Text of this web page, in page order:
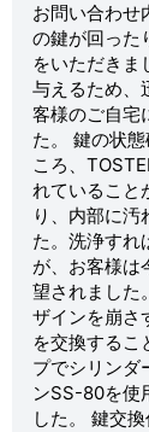
お問い合わせ
の鍵が回った
をいただきま
与えるため、
客様のご自宅
た。 鍵の状
ころ、
れていること
り、内部に汚
た。洗浄すれ
が、お客様は
望されました
ザインを崩さ
を交換するこ
プでシリンダ
ンSS-80を使
した。 鍵交